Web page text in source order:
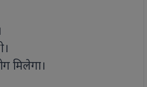
मिलेगा।